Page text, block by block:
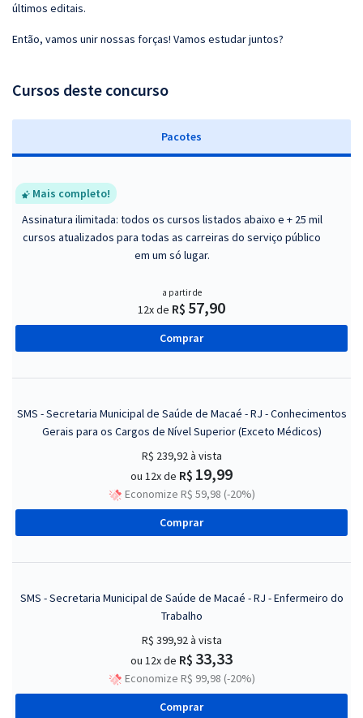
últimos editais.
Então, vamos unir nossas forças! Vamos estudar juntos?
Cursos deste concurso
Pacotes
Mais completo!
Assinatura ilimitada: todos os cursos listados abaixo e + 25 mil
cursos atualizados para todas as carreiras do serviço público
em um só lugar.
a partir de
12x de R$ 57,90
Comprar
SMS - Secretaria Municipal de Saúde de Macaé - RJ - Conhecimentos
Gerais para os Cargos de Nível Superior (Exceto Médicos)
R$ 239,92à vista
ou 12x de R$ 19,99
Economize R$ 59,98 (-20%)
Comprar
SMS - Secretaria Municipal de Saúde de Macaé - RJ - Enfermeiro do
Trabalho
R$ 399,92à vista
ou 12x de R$ 33,33
Economize R$ 99,98 (-20%)
Comprar